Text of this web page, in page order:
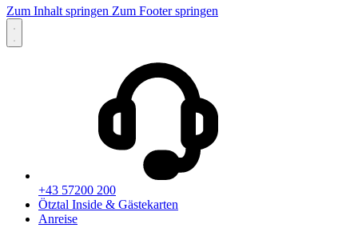
Zum Inhalt springen Zum Footer springen
+43 57200 200
Ötztal Inside & Gästekarten
Anreise